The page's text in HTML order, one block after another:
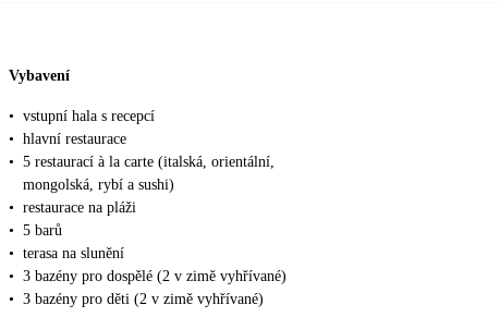
Vybavení
• vstupní hala s recepcí
• hlavní restaurace
• 5 restaurací à la carte (italská, orientální,
mongolská, rybí a sushi)
• restaurace na pláži
• 5 barů
• terasa na slunění
• 3 bazény pro dospělé (2 v zimě vyhřívané)
• 3 bazény pro děti (2 v zimě vyhřívané)